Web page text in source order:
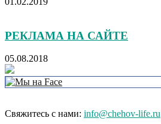
РЕКЛАМА НА САЙТЕ
05.08.2018
Свяжитесь с нами: info@chehov-life.ru